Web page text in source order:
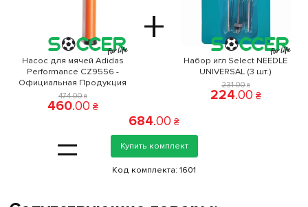
+
Насос для мячей Adidas
Performance CZ9556 -
Официальная Продукция
474.00 ₴
460.00 ₴
Набор игл Select NEEDLE
UNIVERSAL (3 шт.)
231.00 ₴
224.00 ₴
=
684.00 ₴
Купить комплект
Код комплекта:1601